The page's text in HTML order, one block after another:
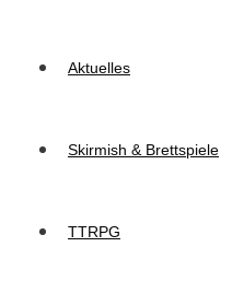
Aktuelles
Skirmish & Brettspiele
TTRPG